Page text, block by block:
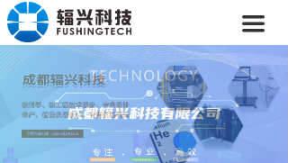
끀
首页
关于我们
产品中心
新闻动态